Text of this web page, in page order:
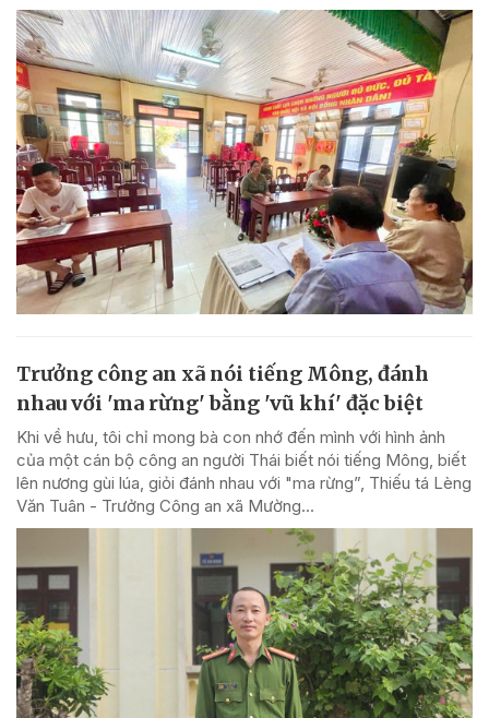
Trưởng công an xã nói tiếng Mông, đánh
nhau với 'ma rừng' bằng 'vũ khí' đặc biệt
Khi về hưu, tôi chỉ mong bà con nhớ đến mình với hình ảnh
của một cán bộ công an người Thái biết nói tiếng Mông, biết
lên nương gùi lúa, giỏi đánh nhau với "ma rừng”, Thiếu tá Lèng
Văn Tuân - Trưởng Công an xã Mường...